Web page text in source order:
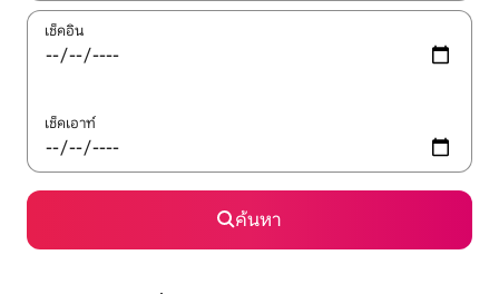
เช็คอิน
เช็คเอาท์
ค้นหา